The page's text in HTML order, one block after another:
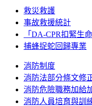
救災救護
事故救援統計
「DA-CPR扣緊生
捕蜂捉蛇回歸專業
消防制度
消防法部分條文修
消防危險職務加給
消防人員培育與訓